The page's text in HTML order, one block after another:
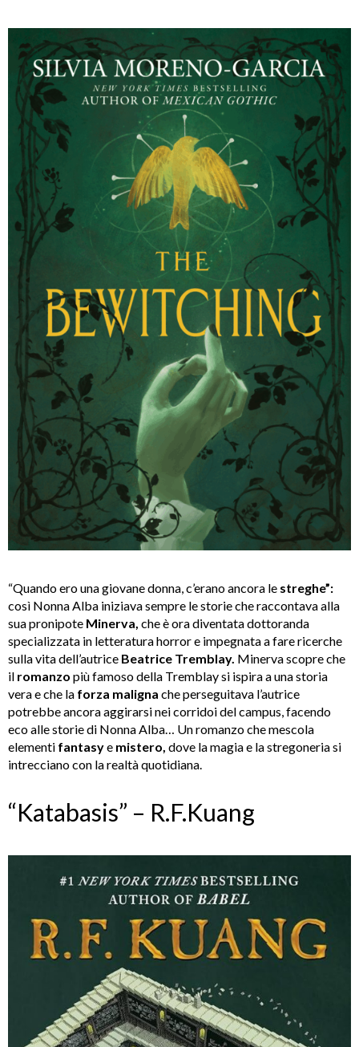
“Quando ero una giovane donna, c’erano ancora le streghe”:
così Nonna Alba iniziava sempre le storie che raccontava alla
sua pronipote Minerva, che è ora diventata dottoranda
specializzata in letteratura horror e impegnata a fare ricerche
sulla vita dell’autrice Beatrice Tremblay. Minerva scopre che
il romanzo più famoso della Tremblay si ispira a una storia
vera e che la forza maligna che perseguitava l’autrice
potrebbe ancora aggirarsi nei corridoi del campus, facendo
eco alle storie di Nonna Alba… Un romanzo che mescola
elementi fantasye mistero, dove la magia e la stregoneria si
intrecciano con la realtà quotidiana.
“Katabasis” – R.F.Kuang